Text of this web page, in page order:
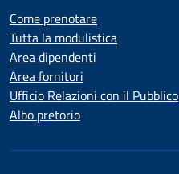
Come prenotare
Tutta la modulistica
Area dipendenti
Area fornitori
Ufficio Relazioni con il Pubblico
Albo pretorio